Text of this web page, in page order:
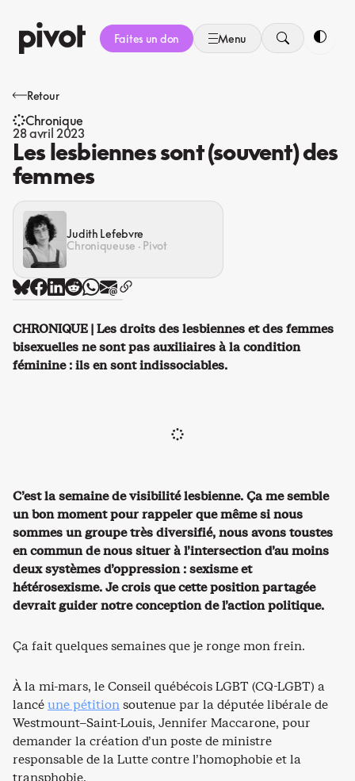
au
contenu
Faites un don Menu
Retour
Chronique
28 avril 2023
Les lesbiennes sont (souvent) des
femmes
Judith Lefebvre
Chroniqueuse · Pivot
CHRONIQUE | Les droits des lesbiennes et des femmes
bisexuelles ne sont pas auxiliaires à la condition
féminine : ils en sont indissociables.
C’est la semaine de visibilité lesbienne. Ça me semble
un bon moment pour rappeler que même si nous
sommes un groupe très diversifié, nous avons toustes
en commun de nous situer à l’intersection d’au moins
deux systèmes d’oppression : sexisme et
hétérosexisme. Je crois que cette position partagée
devrait guider notre conception de l’action politique.
Ça fait quelques semaines que je ronge mon frein.
À la mi-mars, le Conseil québécois LGBT (CQ-LGBT) a
lancéune pétitionsoutenue par la députée libérale de
Westmount–Saint-Louis, Jennifer Maccarone, pour
demander la création d’un poste de ministre
responsable de la Lutte contre l’homophobie et la
transphobie.